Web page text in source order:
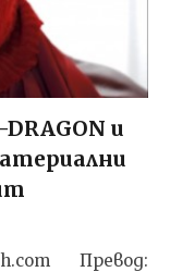
и
Превод: